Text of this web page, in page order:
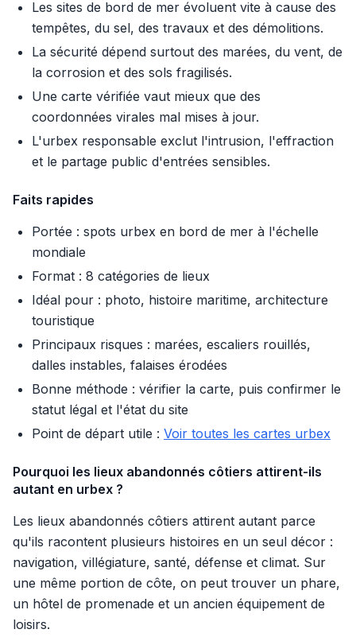
Les sites de bord de mer évoluent vite à cause des
tempêtes, du sel, des travaux et des démolitions.
La sécurité dépend surtout des marées, du vent, de
la corrosion et des sols fragilisés.
Une carte vérifiée vaut mieux que des
coordonnées virales mal mises à jour.
L'urbex responsable exclut l'intrusion, l'effraction
et le partage public d'entrées sensibles.
Faits rapides
Portée : spots urbex en bord de mer à l'échelle
mondiale
Format : 8 catégories de lieux
Idéal pour : photo, histoire maritime, architecture
touristique
Principaux risques : marées, escaliers rouillés,
dalles instables, falaises érodées
Bonne méthode : vérifier la carte, puis confirmer le
statut légal et l'état du site
Point de départ utile : Voir toutes les cartes urbex
Pourquoi les lieux abandonnés côtiers attirent-ils
autant en urbex ?
Les lieux abandonnés côtiers attirent autant parce
qu'ils racontent plusieurs histoires en un seul décor :
navigation, villégiature, santé, défense et climat. Sur
une même portion de côte, on peut trouver un phare,
un hôtel de promenade et un ancien équipement de
loisirs.